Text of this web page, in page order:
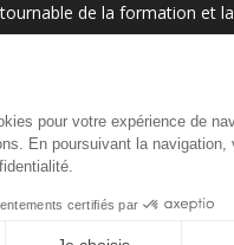
de la formation et la